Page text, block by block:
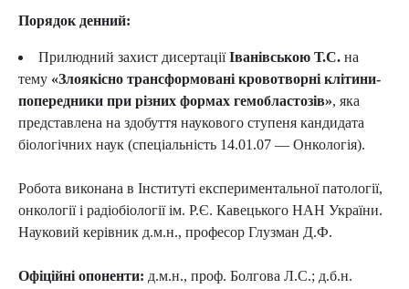
Порядок денний:
Прилюдний захист дисертаціїІванівською Т.С. на
тему «Злоякісно трансформовані кровотворні клітини-
попередники при різних формах гемобластозів», яка
представлена на здобуття наукового ступеня кандидата
біологічних наук (спеціальність 14.01.07 — Онкологія).
Робота виконана в Інституті експериментальної патології,
онкології і радіобіології ім. Р.Є. Кавецького НАН України.
Науковий керівник д.м.н., професор Глузман Д.Ф.
Офіційні опоненти: д.м.н., проф. Болгова Л.С.; д.б.н.